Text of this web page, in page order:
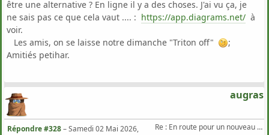
être une alternative ? En ligne il y a des choses. J'ai vu ça, je
ne sais pas ce que cela vaut .... : https://app.diagrams.net/ à
voir.
Les amis, on se laisse notre dimanche "Triton off"
;
Amitiés petihar.
augras
Re : En route pour un nouveau Triton .
Répondre #328–Samedi 02 Mai 2026,